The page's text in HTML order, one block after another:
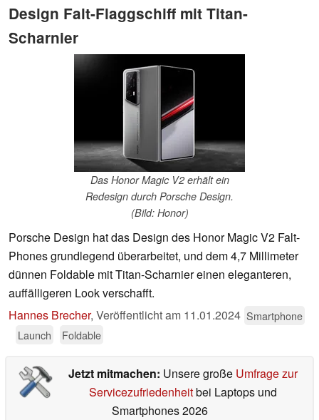
Design Falt-Flaggschiff mit Titan-
Scharnier
Das Honor Magic V2 erhält ein
Redesign durch Porsche Design.
(Bild: Honor)
Porsche Design hat das Design des Honor Magic V2 Falt-
Phones grundlegend überarbeitet, und dem 4,7 Millimeter
dünnen Foldable mit Titan-Scharnier einen eleganteren,
auffälligeren Look verschafft.
Hannes Brecher, Veröffentlicht am 11.01.2024 Smartphone
Launch
Foldable
Jetzt mitmachen: Unsere große Umfrage zur
Servicezufriedenheitbei Laptops und
Smartphones 2026